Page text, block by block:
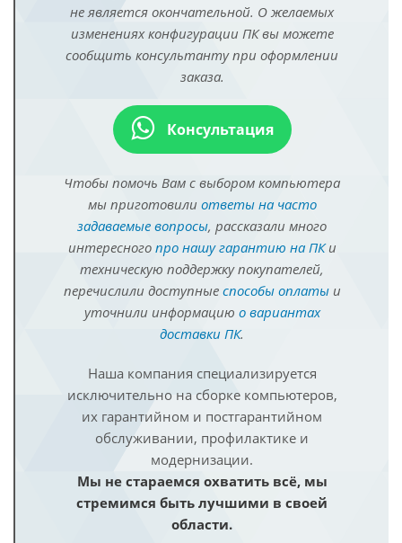
не является окончательной. О желаемых
изменениях конфигурации ПК вы можете
сообщить консультанту при оформлении
заказа.
Консультация
Чтобы помочь Вам с выбором компьютера
мы приготовили ответы на часто
задаваемые вопросы, рассказали много
интересного про нашу гарантию на ПКи
техническую поддержку покупателей,
перечислили доступные способы оплатыи
уточнили информацию о вариантах
доставки ПК.
Наша компания специализируется
исключительно на сборке компьютеров,
их гарантийном и постгарантийном
обслуживании, профилактике и
модернизации.
Мы не стараемся охватить всё, мы
стремимся быть лучшими в своей
области.